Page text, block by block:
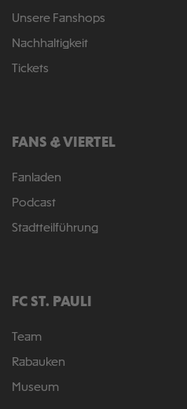
Unsere Fanshops
Nachhaltigkeit
Tickets
FANS & VIERTEL
Fanladen
Podcast
Stadtteilführung
FC ST. PAULI
Team
Rabauken
Museum